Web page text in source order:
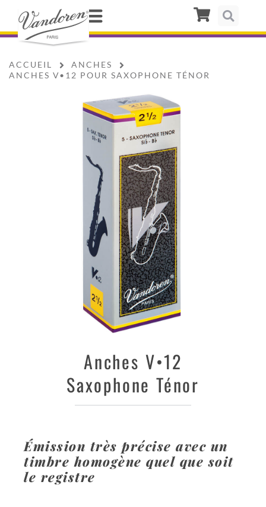
ACCUEIL
ANCHES
ANCHES V•12 POUR SAXOPHONE TÉNOR
Anches V•12
Saxophone Ténor
Émission très précise avec un
timbre homogène quel que soit
le registre